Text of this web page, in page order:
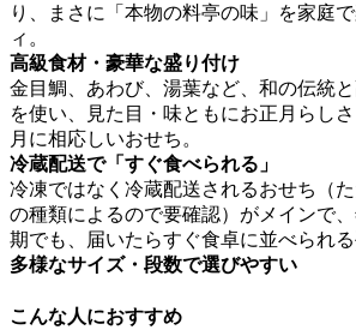
り、
まさに「本物の料亭の味」を家庭
ィ。
高級食材・豪華な盛り付け
金目鯛、あわび、湯葉など、和の伝統
を使い、見た目・味ともにお正月らし
月に相応しいおせち。
冷蔵配送で「すぐ食べられる」
冷凍ではなく冷蔵配送されるおせち（
の種類によるので要確認）がメインで
期でも、届いたらすぐ食卓に並べられる
多様なサイズ・段数で選びやすい
こんな人におすすめ